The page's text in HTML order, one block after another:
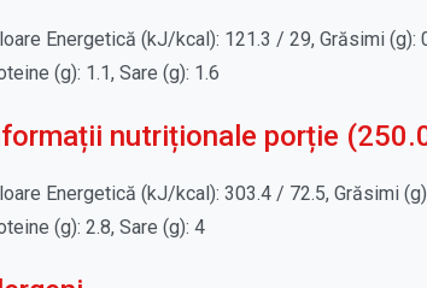
Energetică (kJ/kcal): 121.3 / 29, Grăsimi (g):
(g): 1.1, Sare (g): 1.6
nutriționale porție
Energetică (kJ/kcal): 303.4 / 72.5, Grăsimi
(g): 2.8, Sare (g): 4